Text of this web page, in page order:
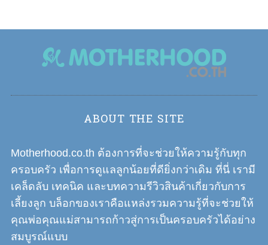
a
t
i
o
n
ABOUT THE SITE
Motherhood.co.th ต้องการที่จะช่วยให้ความรู้กับทุก
ครอบครัว เพื่อการดูแลลูกน้อยที่ดียิ่งกว่าเดิม ที่นี่ เรามี
เคล็ดลับ เทคนิค และบทความรีวิวสินค้าเกี่ยวกับการ
เลี้ยงลูก บล็อกของเราคือแหล่งรวมความรู้ที่จะช่วยให้
คุณพ่อคุณแม่สามารถก้าวสู่การเป็นครอบครัวได้อย่าง
สมบูรณ์แบบ